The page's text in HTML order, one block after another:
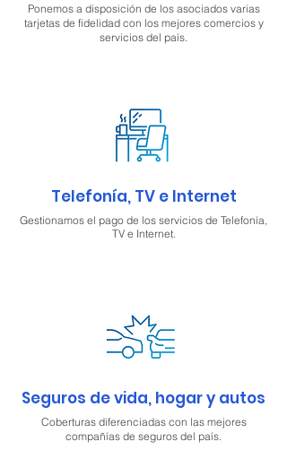
Ponemos a disposición de los asociados varias
tarjetas de fidelidad con los mejores comercios y
servicios del país.
Telefonía, TV e Internet
Gestionamos el pago de los servicios de Telefonía,
TV e Internet.
Seguros de vida, hogar y autos
Coberturas diferenciadas con las mejores
compañías de seguros del país.